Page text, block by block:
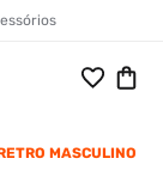
MASCULINO